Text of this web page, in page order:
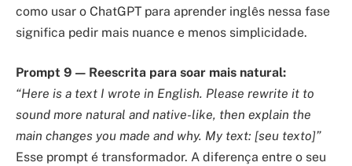
como usar o ChatGPT para aprender inglês nessa fase
significa pedir mais nuance e menos simplicidade.
Prompt 9 — Reescrita para soar mais natural:
“Here is a text I wrote in English. Please rewrite it to
sound more natural and native-like, then explain the
main changes you made and why. My text: [seu texto]”
Esse prompt é transformador. A diferença entre o seu